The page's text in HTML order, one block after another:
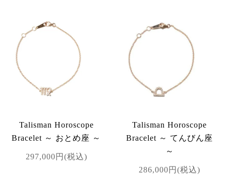
Talisman Horoscope
Bracelet ～ おとめ座 ～
297,000円(税込)
Talisman Horoscope
Bracelet ～ てんびん座
～
286,000円(税込)